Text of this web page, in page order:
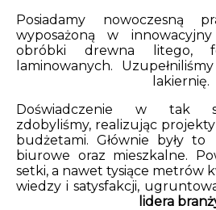
Posiadamy nowoczesną
wyposażoną w
obróbki drewna litego,
laminowanych.
lakiernię.
Doświadczenie w tak
zdobyliśmy, realizując
budżetami. Głównie były
biurowe oraz mieszkalne.
setki, a nawet tysiące metrów
wiedzy i satysfakcji,
lidera